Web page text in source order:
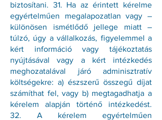
biztosítani. 31. Ha az érintett kérelme
egyértelműen megalapozatlan vagy –
különösen ismétlődő jellege miatt –
túlzó, úgy a vállalkozás, figyelemmel a
kért információ vagy tájékoztatás
nyújtásával vagy a kért intézkedés
meghozatalával járó adminisztratív
költségekre: a) észszerű összegű díjat
számíthat fel, vagy b) megtagadhatja a
kérelem alapján történő intézkedést.
32. A kérelem egyértelműen